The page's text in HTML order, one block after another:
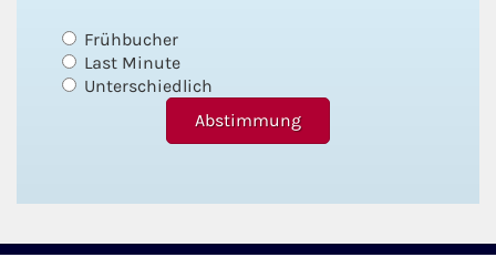
Frühbucher
Last Minute
Unterschiedlich